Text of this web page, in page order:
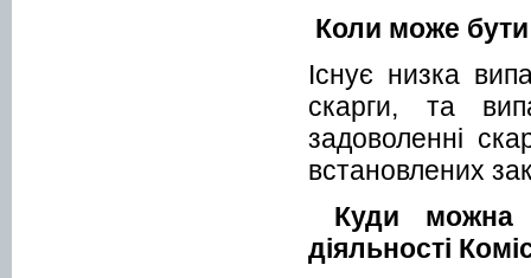
Коли може
Існує низка
скарги, та
задоволенні
встановлених
Куди можна
діяльності